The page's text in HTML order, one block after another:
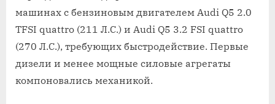
машинах с бензиновым двигателем Audi Q5 2.0
TFSI quattro (211 Л.С.) и Audi Q5 3.2 FSI quattro
(270 Л.С.), требующих быстродействие. Первые
дизели и менее мощные силовые агрегаты
компоновались механикой.